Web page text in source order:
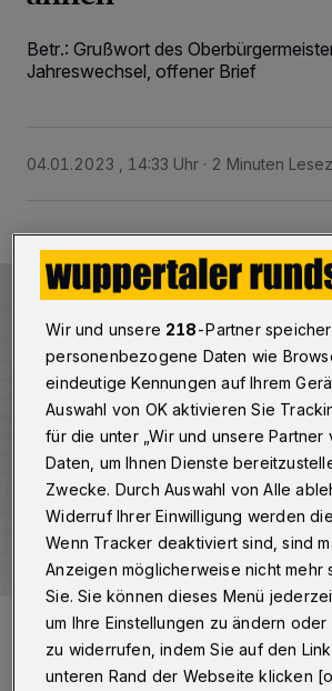
Betr.: Grußwort des
Jahreswechsel, offener Brief
04.01.2023 , 14:33 Uhr 2 Minuten
Symbolbild.
Foto: Rundschau
Wir und unsere 218-Partner
personenbezogene Daten wie
eindeutige Kennungen auf Ihrem
Auswahl von OK aktivieren Sie
für die unter „Wir und unsere Partner
Daten, um Ihnen Dienste
Zwecke. Durch Auswahl von Alle
Widerruf Ihrer Einwilligung werden
Wenn Tracker deaktiviert sind, sind
Anzeigen möglicherweise nicht mehr
Sie. Sie können dieses Menü
um Ihre Einstellungen zu ändern oder
zu widerrufen, indem Sie auf den
unteren Rand der Webseite klicken